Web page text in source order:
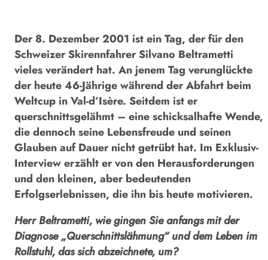
Der 8. Dezember 2001 ist ein Tag, der für den
Schweizer Skirennfahrer Silvano Beltrametti
vieles verändert hat. An jenem Tag verunglückte
der heute 46-Jährige während der Abfahrt beim
Weltcup in Val-d’Isère. Seitdem ist er
querschnittsgelähmt – eine schicksalhafte Wende,
die dennoch seine Lebensfreude und seinen
Glauben auf Dauer nicht getrübt hat. Im Exklusiv-
Interview erzählt er von den Herausforderungen
und den kleinen, aber bedeutenden
Erfolgserlebnissen, die ihn bis heute motivieren.
Herr Beltrametti, wie gingen Sie anfangs mit der
Diagnose „Querschnittslähmung“ und dem Leben im
Rollstuhl, das sich abzeichnete, um?